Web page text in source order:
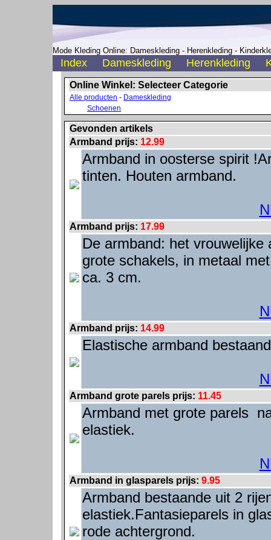
Mode Kleding Online: Dameskleding - Herenkleding -
Index Dameskleding Herenkleding
Online Winkel: Selecteer Categorie
Alle producten - Dameskleding
Schoenen
Gevonden artikels
Armband prijs: 12.99
Armband in oosterse spirit
tinten. Houten armband.
Armband prijs: 17.99
De armband: het
grote schakels, in metaal
ca. 3 cm.
Armband prijs: 14.99
Elastische armband
Armband grote parels prijs: 11.45
Armband met grote parels
elastiek.
Armband in glasparels prijs: 9.95
Armband bestaande uit 2
elastiek.Fantasieparels in
rode achtergrond.